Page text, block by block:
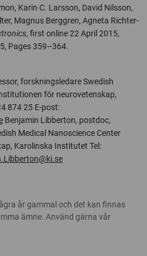
Karin C. Larsson, David Nilsson,
Magnus Berggren, Agneta Richter-
, first online 22 April 2015,
Pages 359–364.
forskningsledare Swedish
för neurovetenskap,
874 25 E-post:
Benjamin Libberton, postdoc,
Medical Nanoscience Center
Karolinska Institutet Tel:
år gammal och det kan finnas
ämne. Använd gärna vår